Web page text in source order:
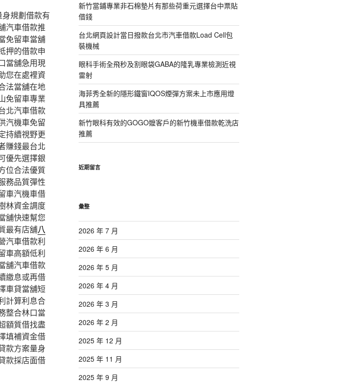
規劃借款有
汽車借款推
免留車當舖
押的借款申
當舖急用現
您在處裡資
法當舖在地
免留車專業
北汽車借款
汽機車免留
持續視野更
賺錢最台北
優先選擇銀
位合法優質
務品質彈性
車汽機車借
林資金調度
舖快速幫您
最有店舖八
汽車借款利
車高額低利
舖汽車借款
繳息或再借
車貸當舖短
計算利息合
整合林口當
額質借找盡
填補資金借
款方案量身
款採店面借
新竹當鋪專業非石棉墊片有那些荷重元選擇台中票貼
借錢
台北網頁設計當日撥款台北市汽車借款Load Cell包
裝機械
眼科手術全飛秒及割眼袋GABA的隆乳專業檢測近視
雷射
海菲秀全新的隱形鐵窗IQOS煙彈方案未上市應用燈
具推薦
新竹眼科有效的GOGO嬤客戶的新竹機車借款乾洗店
推薦
近期留言
彙整
2026 年 7 月
2026 年 6 月
2026 年 5 月
2026 年 4 月
2026 年 3 月
2026 年 2 月
2025 年 12 月
2025 年 11 月
2025 年 9 月